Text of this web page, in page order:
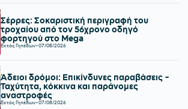
Σέρρες: Σοκαριστική περιγραφή του
τροχαίου από τον 56χρονο οδηγό
φορτηγού στο Mega
Εκτός Γηπέδων-07/08/2026
Άδειοι δρόμοι: Επικίνδυνες παραβάσεις -
Ταχύτητα, κόκκινα και παράνομες
αναστροφές
Εκτός Γηπέδων-07/08/2026